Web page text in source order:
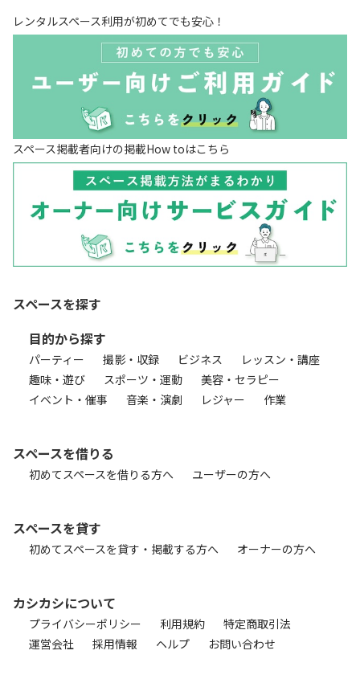
レンタルスペース利用が初めてでも安心！
スペース掲載者向けの掲載How toはこちら
スペースを探す
目的から探す
パーティー 撮影・収録 ビジネス
レッスン・講座
趣味・遊び
スポーツ・運動
美容・セラピー
イベント・催事
音楽・演劇 レジャー 作業
スペースを借りる
初めてスペースを借りる方へ ユーザーの方へ
スペースを貸す
初めてスペースを貸す・掲載する方へ オーナーの方へ
カシカシについて
プライバシーポリシー 利用規約
特定商取引法
運営会社
採用情報 ヘルプ お問い合わせ